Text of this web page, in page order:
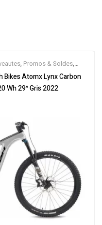
, Promos & Soldes,
,Velos Electriques,VTT
Bikes Atomx Lynx Carbon
Wh 29″ Gris 2022